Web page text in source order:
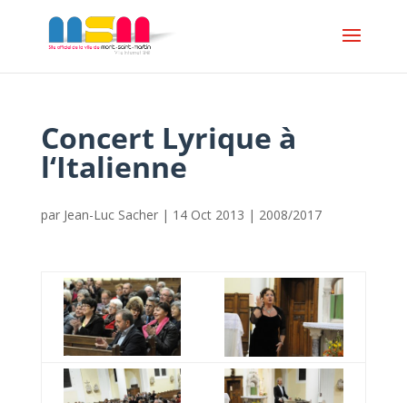
Concert Lyrique à
l‘Italienne
par Jean-Luc Sacher| 14 Oct 2013 | 2008/2017